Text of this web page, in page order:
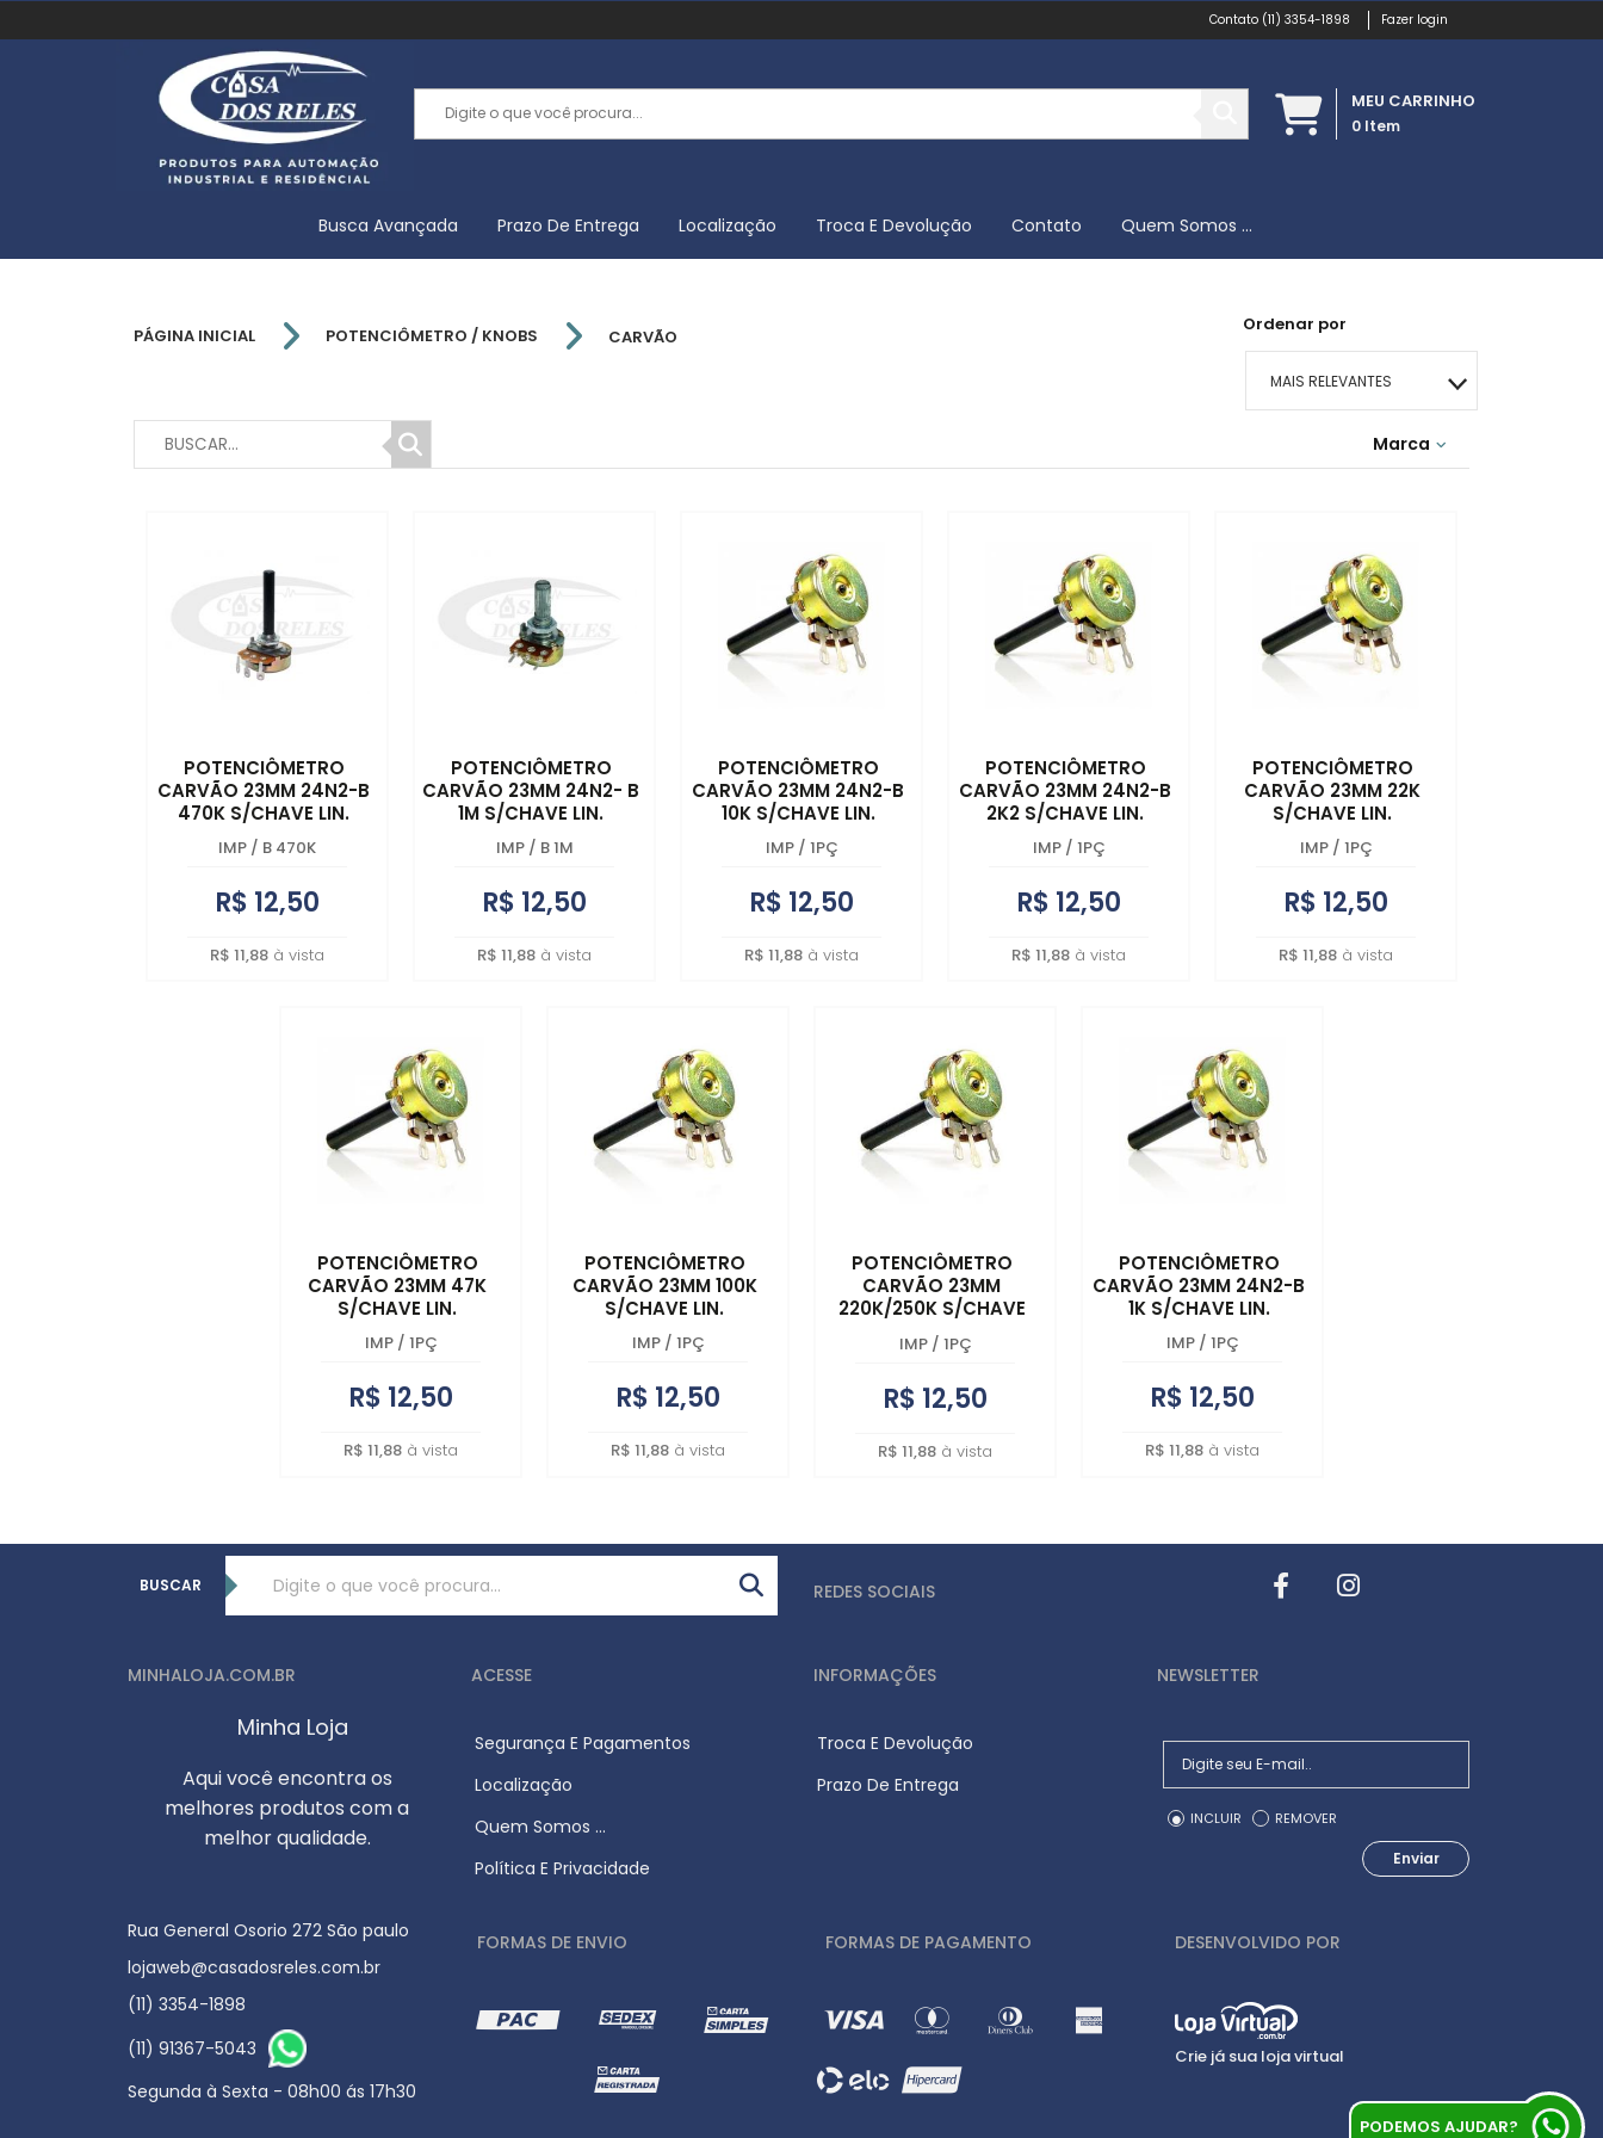
(11) 3354-1898 Fazer login
MEU CARRINHO
0 Item
Busca Avançada Prazo De Entrega Localização Troca E Devolução Contato Quem Somos ...
PÁGINA INICIAL POTENCIÔMETRO / KNOBS CARVÃO
Ordenar por
MAIS RELEVANTES
MAIS VENDIDOS
MAIOR PREÇO
A - Z
Marca
POTENCIÔMETRO
CARVÃO 23MM 24N2-B
470K S/CHAVE LIN.
IMP / B 470K
R$ 12,50
R$ 11,88 à vista
POTENCIÔMETRO
CARVÃO 23MM 24N2- B
1M S/CHAVE LIN.
IMP / B 1M
R$ 12,50
R$ 11,88 à vista
POTENCIÔMETRO
CARVÃO 23MM 24N2-B
10K S/CHAVE LIN.
IMP / 1PÇ
R$ 12,50
R$ 11,88 à vista
POTENCIÔMETRO
CARVÃO 23MM 24N2-B
2K2 S/CHAVE LIN.
IMP / 1PÇ
R$ 12,50
R$ 11,88 à vista
POTENCIÔMETRO
CARVÃO 23MM 22K
S/CHAVE LIN.
IMP / 1PÇ
R$ 12,50
R$ 11,88 à vista
POTENCIÔMETRO
CARVÃO 23MM 47K
S/CHAVE LIN.
IMP / 1PÇ
R$ 12,50
R$ 11,88 à vista
POTENCIÔMETRO
CARVÃO 23MM 100K
S/CHAVE LIN.
IMP / 1PÇ
R$ 12,50
R$ 11,88 à vista
POTENCIÔMETRO
CARVÃO 23MM
220K/250K S/CHAVE
LIN.
IMP / 1PÇ
R$ 12,50
R$ 11,88 à vista
POTENCIÔMETRO
CARVÃO 23MM 24N2-B
1K S/CHAVE LIN.
IMP / 1PÇ
R$ 12,50
R$ 11,88 à vista
BUSCAR REDES SOCIAIS
MINHALOJA.COM.BR
Minha Loja
Aqui você encontra os
melhores produtos com a
melhor qualidade.
ACESSE
Segurança E Pagamentos
Localização
Quem Somos ...
Política E Privacidade
INFORMAÇÕES
Troca E Devolução
Prazo De Entrega
NEWSLETTER
INCLUIR REMOVER
Enviar
Rua General Osorio 272 São paulo
lojaweb@casadosreles.com.br
(11) 3354-1898
(11) 91367-5043
Segunda à Sexta - 08h00 ás 17h30
FORMAS DE ENVIO FORMAS DE PAGAMENTO DESENVOLVIDO POR
Crie já sua loja virtual
PODEMOS AJUDAR?